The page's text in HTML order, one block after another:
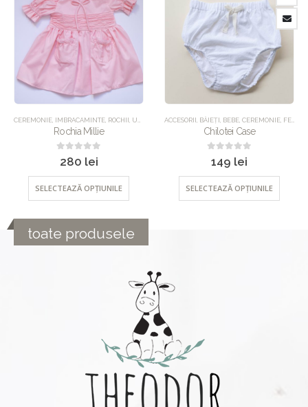
ACCESORII, BĂIEȚI,BEBE,CEREMONIE,FETE IMBRACAMINTE,UNCATEGORIZED
Chilotei Case
out of 5
149lei
SELECTEAZĂ OPȚIUNILE
STOC EPUIZAT
UNCATEGORIZED ,IMBRACAMINTE,ROCHII
Rochia Eleonor
out of 5
350lei
SELECTEAZĂ OPȚIUNILE
toate produsele